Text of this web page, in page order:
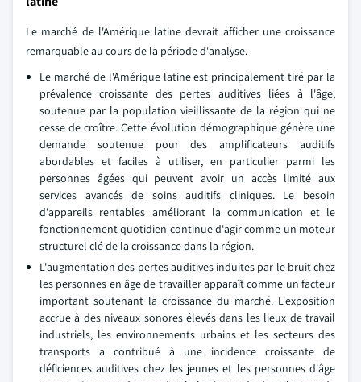
Le marché de l'Amérique latine devrait afficher une croissance
remarquable au cours de la période d'analyse.
Le marché de l'Amérique latine est principalement tiré par la
prévalence croissante des pertes auditives liées à l'âge,
soutenue par la population vieillissante de la région qui ne
cesse de croître. Cette évolution démographique génère une
demande soutenue pour des amplificateurs auditifs
abordables et faciles à utiliser, en particulier parmi les
personnes âgées qui peuvent avoir un accès limité aux
services avancés de soins auditifs cliniques. Le besoin
d'appareils rentables améliorant la communication et le
fonctionnement quotidien continue d'agir comme un moteur
structurel clé de la croissance dans la région.
L'augmentation des pertes auditives induites par le bruit chez
les personnes en âge de travailler apparaît comme un facteur
important soutenant la croissance du marché. L'exposition
accrue à des niveaux sonores élevés dans les lieux de travail
industriels, les environnements urbains et les secteurs des
transports a contribué à une incidence croissante de
déficiences auditives chez les jeunes et les personnes d'âge